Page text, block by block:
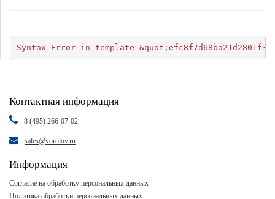
Syntax Error in template
Контактная информация
8 (495) 266-07-02
sales@vorolov.ru
Информация
Согласие на обработку персональных данных
Политика обработки персональных данных